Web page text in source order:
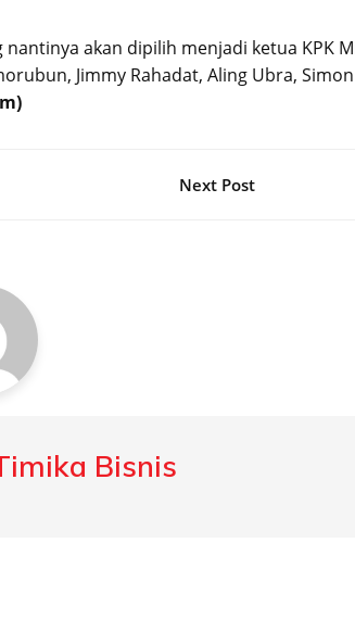
akan dipilih menjadi ketua KPK
Jimmy Rahadat, Aling Ubra,
Next Post
Bisnis